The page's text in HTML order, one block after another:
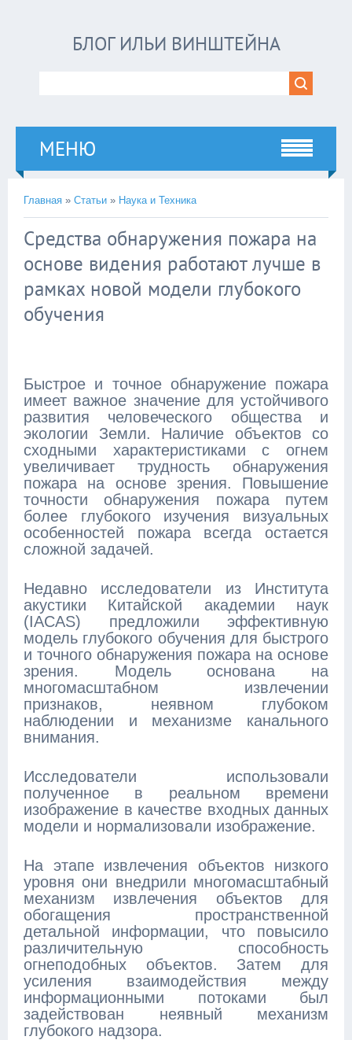
БЛОГ ИЛЬИ ВИНШТЕЙНА
МЕНЮ
Главная » Статьи » Наука и Техника
Средства обнаружения пожара на
основе видения работают лучше в
рамках новой модели глубокого
обучения
Быстрое и точное обнаружение пожара
имеет важное значение для устойчивого
развития человеческого общества и
экологии Земли. Наличие объектов со
сходными характеристиками с огнем
увеличивает трудность обнаружения
пожара на основе зрения. Повышение
точности обнаружения пожара путем
более глубокого изучения визуальных
особенностей пожара всегда остается
сложной задачей.
Недавно исследователи из Института
акустики Китайской академии наук
(IACAS) предложили эффективную
модель глубокого обучения для быстрого
и точного обнаружения пожара на основе
зрения. Модель основана на
многомасштабном извлечении
признаков, неявном глубоком
наблюдении и механизме канального
внимания.
Исследователи использовали
полученное в реальном времени
изображение в качестве входных данных
модели и нормализовали изображение.
На этапе извлечения объектов низкого
уровня они внедрили многомасштабный
механизм извлечения объектов для
обогащения пространственной
детальной информации, что повысило
различительную способность
огнеподобных объектов. Затем для
усиления взаимодействия между
информационными потоками был
задействован неявный механизм
глубокого надзора.